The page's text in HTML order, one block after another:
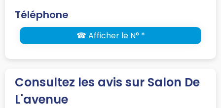
Téléphone
☎ Afficher le N° *
Consultez les avis sur Salon De
L'avenue